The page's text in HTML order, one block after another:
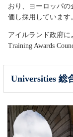
おり、ヨーロッパ
価し採用しています
アイルランド政府に
Training Awards
Universities 総